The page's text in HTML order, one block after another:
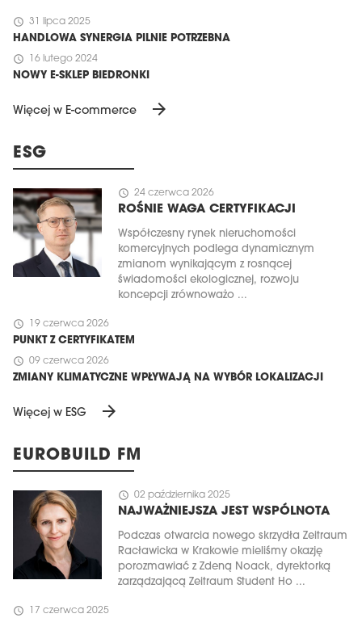
schedule 31 lipca 2025
HANDLOWA SYNERGIA PILNIE POTRZEBNA
schedule 16 lutego 2024
NOWY E-SKLEP BIEDRONKI
Więcej w E-commerce arrow_forward
ESG
schedule 24 czerwca 2026
ROŚNIE WAGA CERTYFIKACJI
Współczesny rynek nieruchomości
komercyjnych podlega dynamicznym
zmianom wynikającym z rosnącej
świadomości ekologicznej, rozwoju
koncepcji zrównoważo ...
schedule 19 czerwca 2026
PUNKT Z CERTYFIKATEM
schedule 09 czerwca 2026
ZMIANY KLIMATYCZNE WPŁYWAJĄ NA WYBÓR LOKALIZACJI
Więcej w ESG arrow_forward
EUROBUILD FM
schedule 02 października 2025
NAJWAŻNIEJSZA JEST WSPÓLNOTA
Podczas otwarcia nowego skrzydła Zeitraum
Racławicka w Krakowie mieliśmy okazję
porozmawiać z Zdeną Noack, dyrektorką
zarządzającą Zeitraum Student Ho ...
schedule 17 czerwca 2025